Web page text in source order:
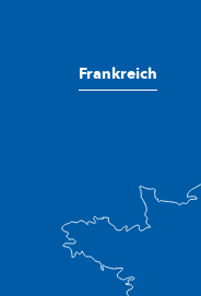
Frankreich